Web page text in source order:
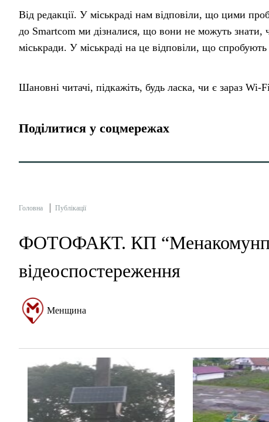
Від редакції. У міськраді нам відповіли, що цими
до Smartcom ми дізналися, що вони не можуть знати,
міськради. У міськраді на це відповіли, що
Шановні читачі, підкажіть, будь ласка, чи є зараз
Поділитися у соцмережах
Головна Публікації
ФОТОФАКТ. КП
відеоспостереження
Менщина